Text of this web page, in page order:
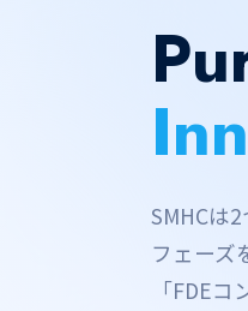
SMHCは
フェーズ
「FDE